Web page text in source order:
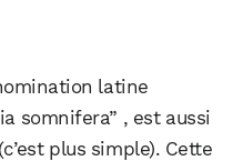
latine
somnifera” , est aussi
plus simple). Cette